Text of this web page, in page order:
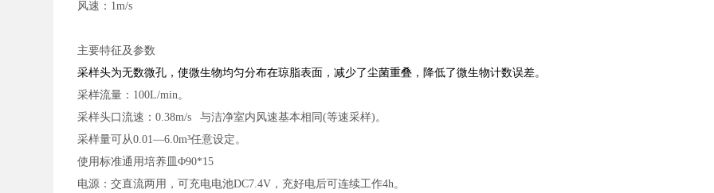
风速： 1m/s
主要特征及参数
采样头为无数微孔，使微生物均匀分布在琼脂表面，减少了尘菌重叠，降低了微生物计数误差。
采样流量： 100L/min。
采样头口流速：0.38m/s 与洁净室内风速基本相同(等速采样)。
采样量可从0.01—6.0m³任意设定。
使用标准通用培养皿Φ90*15
电源：交直流两用，可充电电池DC7.4V，充好电后可连续工作4h。